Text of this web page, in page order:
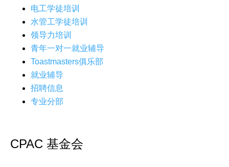
电工学徒培训
水管工学徒培训
领导力培训
青年一对一就业辅导
Toastmasters俱乐部
就业辅导
招聘信息
专业分部
CPAC 基金会